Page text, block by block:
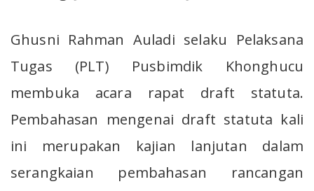
Ghusni Rahman Auladi selaku Pelaksana
Tugas (PLT) Pusbimdik Khonghucu
membuka acara rapat draft statuta.
Pembahasan mengenai draft statuta kali
ini merupakan kajian lanjutan dalam
serangkaian pembahasan rancangan